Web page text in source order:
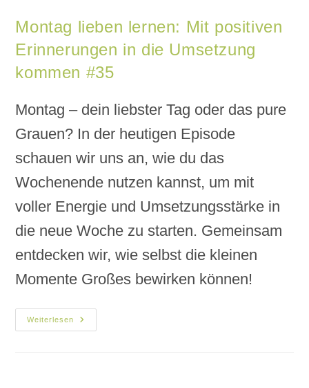
Montag lieben lernen: Mit positiven
Erinnerungen in die Umsetzung
kommen #35
Montag – dein liebster Tag oder das pure
Grauen? In der heutigen Episode
schauen wir uns an, wie du das
Wochenende nutzen kannst, um mit
voller Energie und Umsetzungsstärke in
die neue Woche zu starten. Gemeinsam
entdecken wir, wie selbst die kleinen
Momente Großes bewirken können!
Weiterlesen